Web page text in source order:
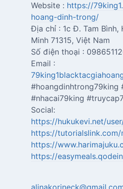
Website : https://
hoang-dinh-trong/
Địa chỉ : 1c Đ. Tam Bình,
Minh 71315, Việt Nam
Số điện thoại :
Email :
#hoangdinhtrong79king
#nhacai79king
https://hukukevi.net/
https://tutorialslink.com/
https://
https://